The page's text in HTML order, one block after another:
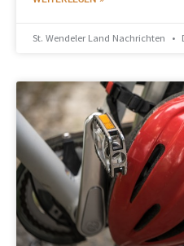
St. Wendeler Land Nachrichten